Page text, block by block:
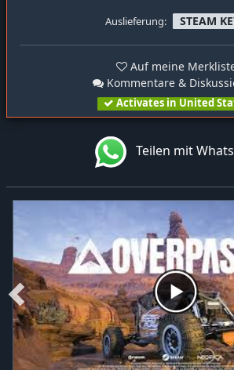
Auslieferung: STEAM
Auf meine
Kommentare &
Activates in United
Teilen mit